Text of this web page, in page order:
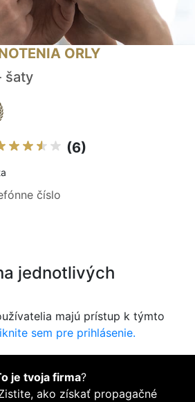
ORLY
šaty
(6)
číslo
jednotlivých
majú prístup k týmto
sem pre prihlásenie.
je tvoja firma?
ako získať propagačné